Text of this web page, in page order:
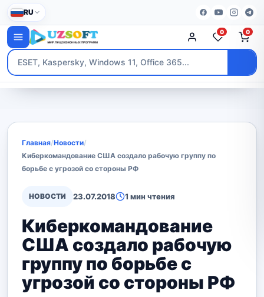
RU
0 0
Главная/Новости/
Киберкомандование США создало рабочую группу по
борьбе с угрозой со стороны РФ
НОВОСТИ 23.07.2018 1 мин чтения
Киберкомандование
США создало рабочую
группу по борьбе с
угрозой со стороны РФ